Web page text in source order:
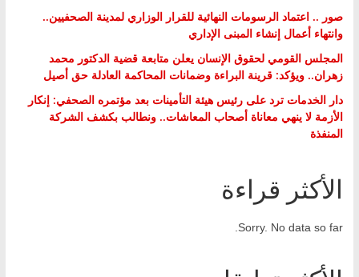
صور .. اعتماد الرسومات النهائية للقرار الوزاري لمدينة الصحفيين..
وانتهاء أعمال إنشاء المبنى الإداري
المجلس القومي لحقوق الإنسان يعلن متابعة قضية الدكتور محمد
زهران.. ويؤكد: قرينة البراءة وضمانات المحاكمة العادلة حق أصيل
دار الخدمات ترد على رئيس هيئة التأمينات بعد مؤتمره الصحفي: إنكار
الأزمة لا ينهي معاناة أصحاب المعاشات.. ونطالب بكشف الشركة
المنفذة
الأكثر قراءة
Sorry. No data so far.